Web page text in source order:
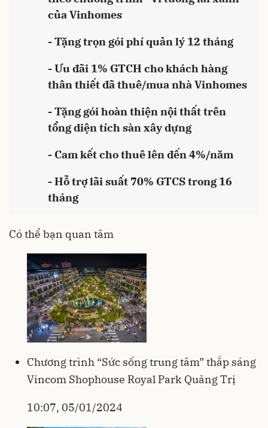
của Vinhomes
- Tặng trọn gói phí quản lý 12 tháng
- Ưu đãi 1% GTCH cho khách hàng
thân thiết đã thuê/mua nhà Vinhomes
- Tặng gói hoàn thiện nội thất trên
tổng diện tích sàn xây dựng
- Cam kết cho thuê lên đến 4%/năm
- Hỗ trợ lãi suất 70% GTCS trong 16
tháng
Có thể bạn quan tâm
Chương trình “Sức sống trung tâm” thắp sáng
Vincom Shophouse Royal Park Quảng Trị
10:07, 05/01/2024